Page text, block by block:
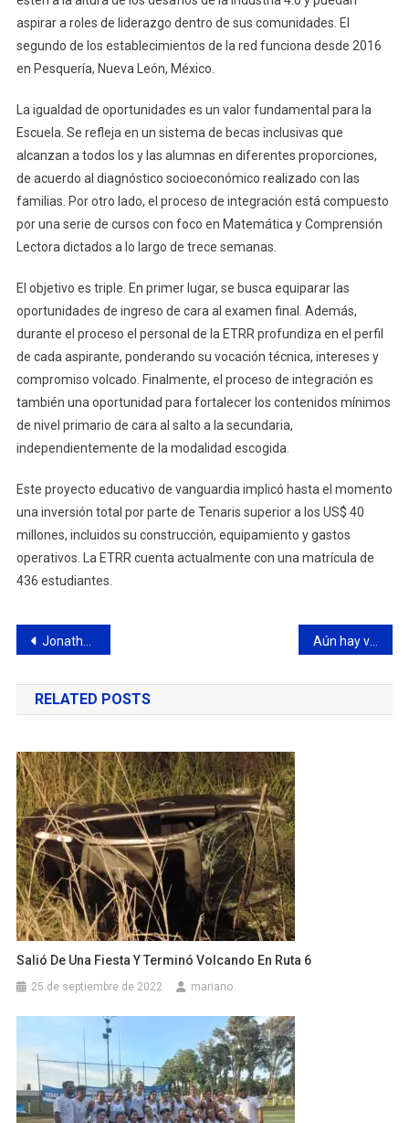
aspirar a roles de liderazgo dentro de sus comunidades. El
segundo de los establecimientos de la red funciona desde 2016
en Pesquería, Nueva León, México.
La igualdad de oportunidades es un valor fundamental para la
Escuela. Se refleja en un sistema de becas inclusivas que
alcanzan a todos los y las alumnas en diferentes proporciones,
de acuerdo al diagnóstico socioeconómico realizado con las
familias. Por otro lado, el proceso de integración está compuesto
por una serie de cursos con foco en Matemática y Comprensión
Lectora dictados a lo largo de trece semanas.
El objetivo es triple. En primer lugar, se busca equiparar las
oportunidades de ingreso de cara al examen final. Además,
durante el proceso el personal de la ETRR profundiza en el perfil
de cada aspirante, ponderando su vocación técnica, intereses y
compromiso volcado. Finalmente, el proceso de integración es
también una oportunidad para fortalecer los contenidos mínimos
de nivel primario de cara al salto a la secundaria,
independientemente de la modalidad escogida.
Este proyecto educativo de vanguardia implicó hasta el momento
una inversión total por parte de Tenaris superior a los US$ 40
millones, incluidos su construcción, equipamiento y gastos
operativos. La ETRR cuenta actualmente con una matrícula de
436 estudiantes.
Navegación
de
entradas
Jonathan Craviotto asumió cómo Jefe interino de Bomberos Voluntarios de Campana
RELATED POSTS
Salió De Una Fiesta Y Terminó Volcando En Ruta 6
25 de septiembre de 2022 mariano